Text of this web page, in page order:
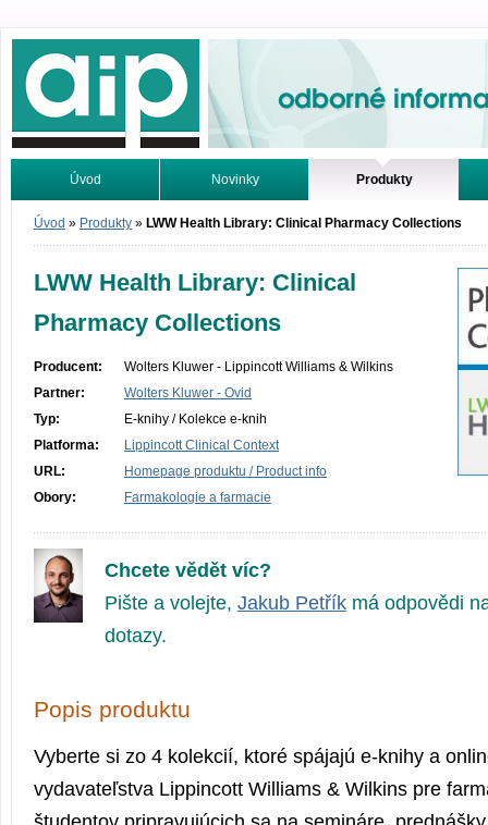
Odborné informace. Online.
Úvod Novinky Produkty
Vyhledávání Tutoriály
Úvod » Produkty » LWW Health Library: Clinical Pharmacy Collections
LWW Health Library: Clinical
Pharmacy Collections
Producent:
Wolters Kluwer - Lippincott Williams & Wilkins
Partner:
Wolters Kluwer - Ovid
Typ:
E-knihy / Kolekce e-knih
Platforma:
Lippincott Clinical Context
URL:
Homepage produktu / Product info
Obory:
Farmakologie a farmacie
Chcete vědět víc?
Pište a volejte, Jakub Petřík má odpovědi
dotazy.
Popis produktu
Vyberte si zo 4 kolekcií, ktoré spájajú e-knihy a
vydavateľstva Lippincott Williams & Wilkins pre